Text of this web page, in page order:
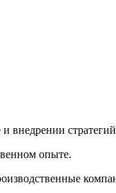
внедрении
опыте.